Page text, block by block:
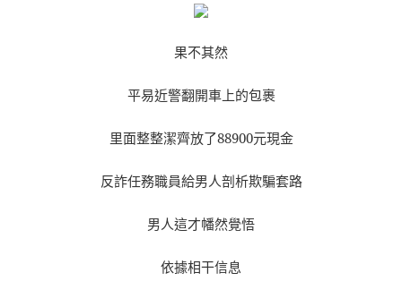
果不其然
平易近警翻開車上的包裹
里面整整潔齊放了88900元現金
反詐任務職員給男人剖析欺騙套路
男人這才幡然覺悟
依據相干信息